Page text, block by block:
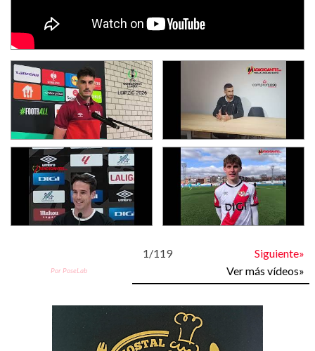
1/119 Siguiente»
Por PoseLab Ver más vídeos»